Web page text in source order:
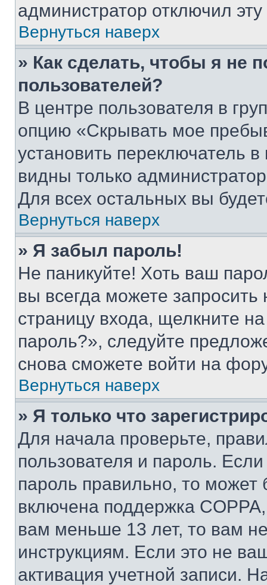
администратор отключил
Вернуться наверх
» Как сделать, чтобы я не
пользователей?
В центре пользователя в
опцию «Скрывать мое
установить переключатель
видны только
Для всех остальных вы
Вернуться наверх
» Я забыл пароль!
Не паникуйте! Хоть ваш
вы всегда можете
страницу входа, щелкните
пароль?», следуйте
снова сможете войти на
Вернуться наверх
» Я только что
Для начала проверьте,
пользователя и пароль.
пароль правильно, то может
включена поддержка
вам меньше 13 лет, то вам
инструкциям. Если это не
активация учетной записи.